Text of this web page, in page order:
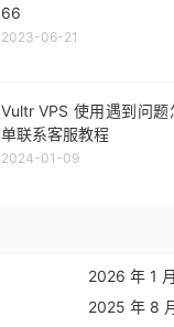
66
2023-06-21
Vultr VPS 使用遇到问
单联系客服教程
2024-01-09
2026 年 1 月
2025 年 8